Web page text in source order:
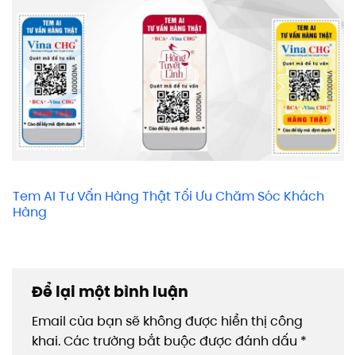
Tem AI Tư Vấn Hàng Thật Tối Ưu Chăm Sóc Khách
Hàng
Để lại một bình luận
Email của bạn sẽ không được hiển thị công
khai.Các trường bắt buộc được đánh dấu *